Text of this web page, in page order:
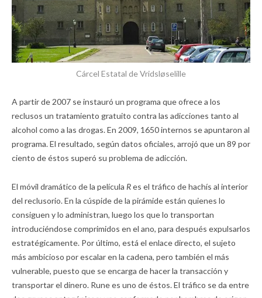
Cárcel Estatal de Vridsløselille
A partir de 2007 se instauró un programa que ofrece a los
reclusos un tratamiento gratuito contra las adicciones tanto al
alcohol como a las drogas. En 2009, 1650 internos se apuntaron al
programa. El resultado, según datos oficiales, arrojó que un 89 por
ciento de éstos superó su problema de adicción.
El móvil dramático de la película Res el tráfico de hachís al interior
del reclusorio. En la cúspide de la pirámide están quienes lo
consiguen y lo administran, luego los que lo transportan
introduciéndose comprimidos en el ano, para después expulsarlos
estratégicamente. Por último, está el enlace directo, el sujeto
más ambicioso por escalar en la cadena, pero también el más
vulnerable, puesto que se encarga de hacer la transacción y
transportar el dinero. Rune es uno de éstos. El tráfico se da entre